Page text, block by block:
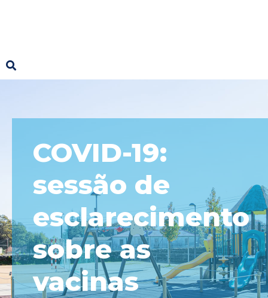
COVID-19:
sessão de
esclarecimento
sobre as
vacinas